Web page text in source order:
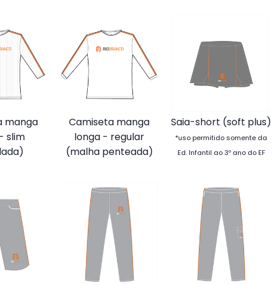
manga
slim
Camiseta manga
longa - regular
(malha penteada)
Saia-short (soft plus)
*uso permitido somente da
Ed. Infantil ao 3º ano do EF